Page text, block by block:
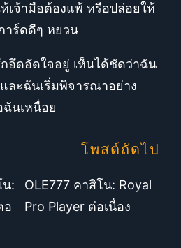
เจ้ามือต้องแพ้ หรือปล่อยให้
าร์ดดีๆ หยวน
อึดอัดใจอยู่ เห็นได้ชัดว่าฉัน
ละฉันเริ่มพิจารณาอย่าง
ฉันเหนื่อย
น:
อ
โพสต์ถัดไป
OLE777 คาสิโน: Royal
Pro Player ต่อเนื่อง